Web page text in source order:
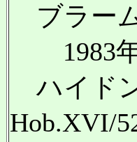
ブラー
1983年
ハイド
Hob.XVI/